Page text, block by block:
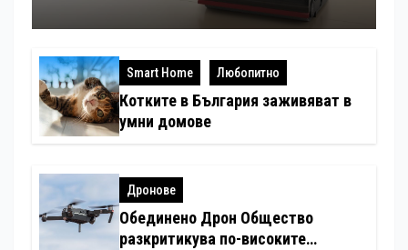
Smart Home Любопитно
Котките в България заживяват в
умни домове
Дронове
Обединено Дрон Общество
разкритикува по-високите